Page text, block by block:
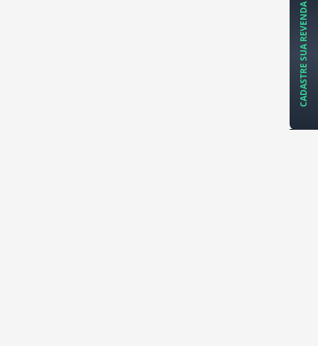
CADASTRE SUA REVENDA